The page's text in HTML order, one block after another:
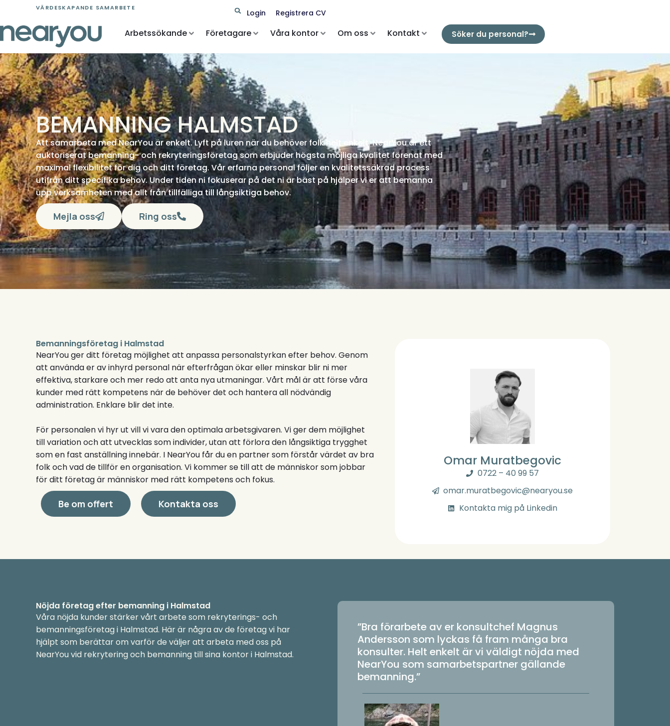
content
VÄRDESKAPANDE SAMARBETE Search
Login Registrera CV
Arbetssökande Företagare Våra kontor Om oss Kontakt Söker du personal?
BEMANNING HALMSTAD
Att samarbeta med NearYou är enkelt. Lyft på luren när du behöver folk helt enkelt. NearYou är ett
auktoriserat bemanning- och rekryteringsföretag som erbjuder högsta möjliga kvalitet förenat med
maximal flexibilitet för dig och ditt företag. Vår erfarna personal följer en kvalitetssäkrad process
utifrån ditt specifika behov. Under tiden ni fokuserar på det ni är bäst på hjälper vi er att bemanna
upp verksamheten med allt från tillfälliga till långsiktiga behov.
Mejla oss Ring oss
Bemanningsföretag i Halmstad
NearYou ger ditt företag möjlighet att anpassa personalstyrkan efter behov. Genom
att använda er av inhyrd personal när efterfrågan ökar eller minskar blir ni mer
effektiva, starkare och mer redo att anta nya utmaningar. Vårt mål är att förse våra
kunder med rätt kompetens när de behöver det och hantera all nödvändig
administration. Enklare blir det inte.
För personalen vi hyr ut vill vi vara den optimala arbetsgivaren. Vi ger dem möjlighet
till variation och att utvecklas som individer, utan att förlora den långsiktiga trygghet
som en fast anställning innebär. I NearYou får du en partner som förstår värdet av bra
folk och vad de tillför en organisation. Vi kommer se till att de människor som jobbar
för ditt företag är människor med rätt kompetens och fokus.
Be om offert Kontakta oss
Omar Muratbegovic
0722 – 40 99 57
omar.muratbegovic@nearyou.se
Kontakta mig på Linkedin
Nöjda företag efter bemanning i Halmstad
Våra nöjda kunder stärker vårt arbete som rekryterings- och
bemanningsföretag i Halmstad. Här är några av de företag vi har
hjälpt som berättar om varför de väljer att arbeta med oss på
NearYou vid rekrytering och bemanning till sina kontor i Halmstad.
”Bra förarbete av er konsultchef Magnus
Andersson som lyckas få fram många bra
konsulter. Helt enkelt är vi väldigt nöjda med
NearYou som samarbetspartner gällande
bemanning.”